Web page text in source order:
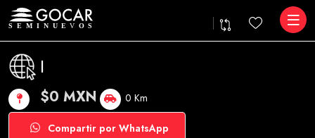
|
$0 MXN 0 Km
Compartir por WhatsApp